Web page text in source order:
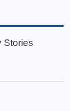
Stories